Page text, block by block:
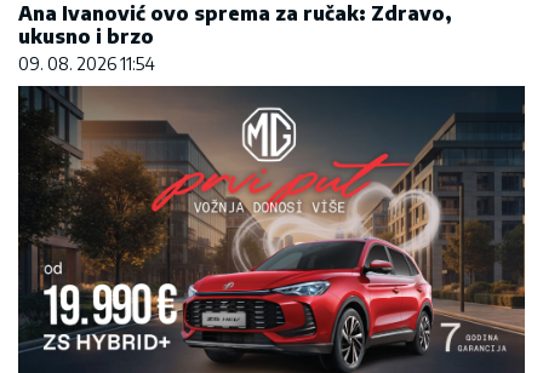
Ana Ivanović ovo sprema za ručak: Zdravo,
ukusno i brzo
09. 08. 2026 11:54